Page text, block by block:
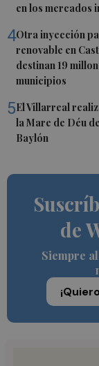
en los mercados
4Otra inyección
renovable en
destinan 19
municipios
5El Villarreal
la Mare de Déu
Baylón
de
Siempre